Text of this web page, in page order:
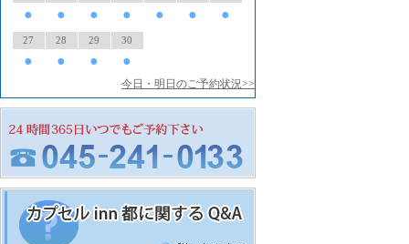
● ● ● ● ● ● ●
27
●
28
●
29
●
30
●
今日・明日のご予約状況>>